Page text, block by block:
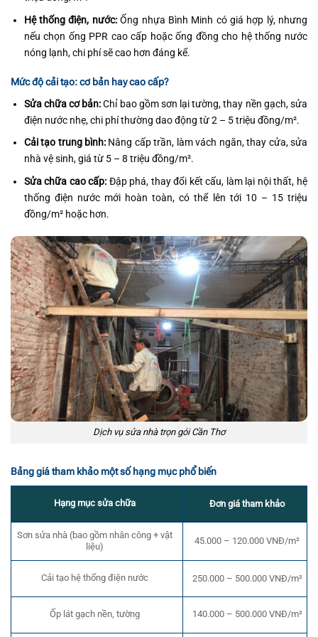
Hệ thống điện, nước:Ống nhựa Bình Minh có giá hợp lý, nhưng
nếu chọn ống PPR cao cấp hoặc ống đồng cho hệ thống nước
nóng lạnh, chi phí sẽ cao hơn đáng kể.
Mức độ cải tạo: cơ bản hay cao cấp?
Sửa chữa cơ bản:Chỉ bao gồm sơn lại tường, thay nền gạch, sửa
điện nước nhẹ, chi phí thường dao động từ 2 – 5 triệu đồng/m².
Cải tạo trung bình: Nâng cấp trần, làm vách ngăn, thay cửa, sửa
nhà vệ sinh, giá từ 5 – 8 triệu đồng/m².
Sửa chữa cao cấp: Đập phá, thay đổi kết cấu, làm lại nội thất, hệ
thống điện nước mới hoàn toàn, có thể lên tới 10 – 15 triệu
đồng/m² hoặc hơn.
Dịch vụ sửa nhà trọn gói Cần Thơ
Bảng giá tham khảo một số hạng mục phổ biến
Hạng mục sửa chữa Đơn giá tham khảo
Sơn sửa nhà (bao gồm nhân công + vật
liệu)
45.000 – 120.000 VNĐ/m²
Cải tạo hệ thống điện nước 250.000 – 500.000 VNĐ/m²
Ốp lát gạch nền, tường 140.000 – 500.000 VNĐ/m²